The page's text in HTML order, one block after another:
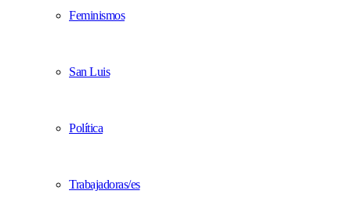
Feminismos
San Luis
Política
Trabajadoras/es